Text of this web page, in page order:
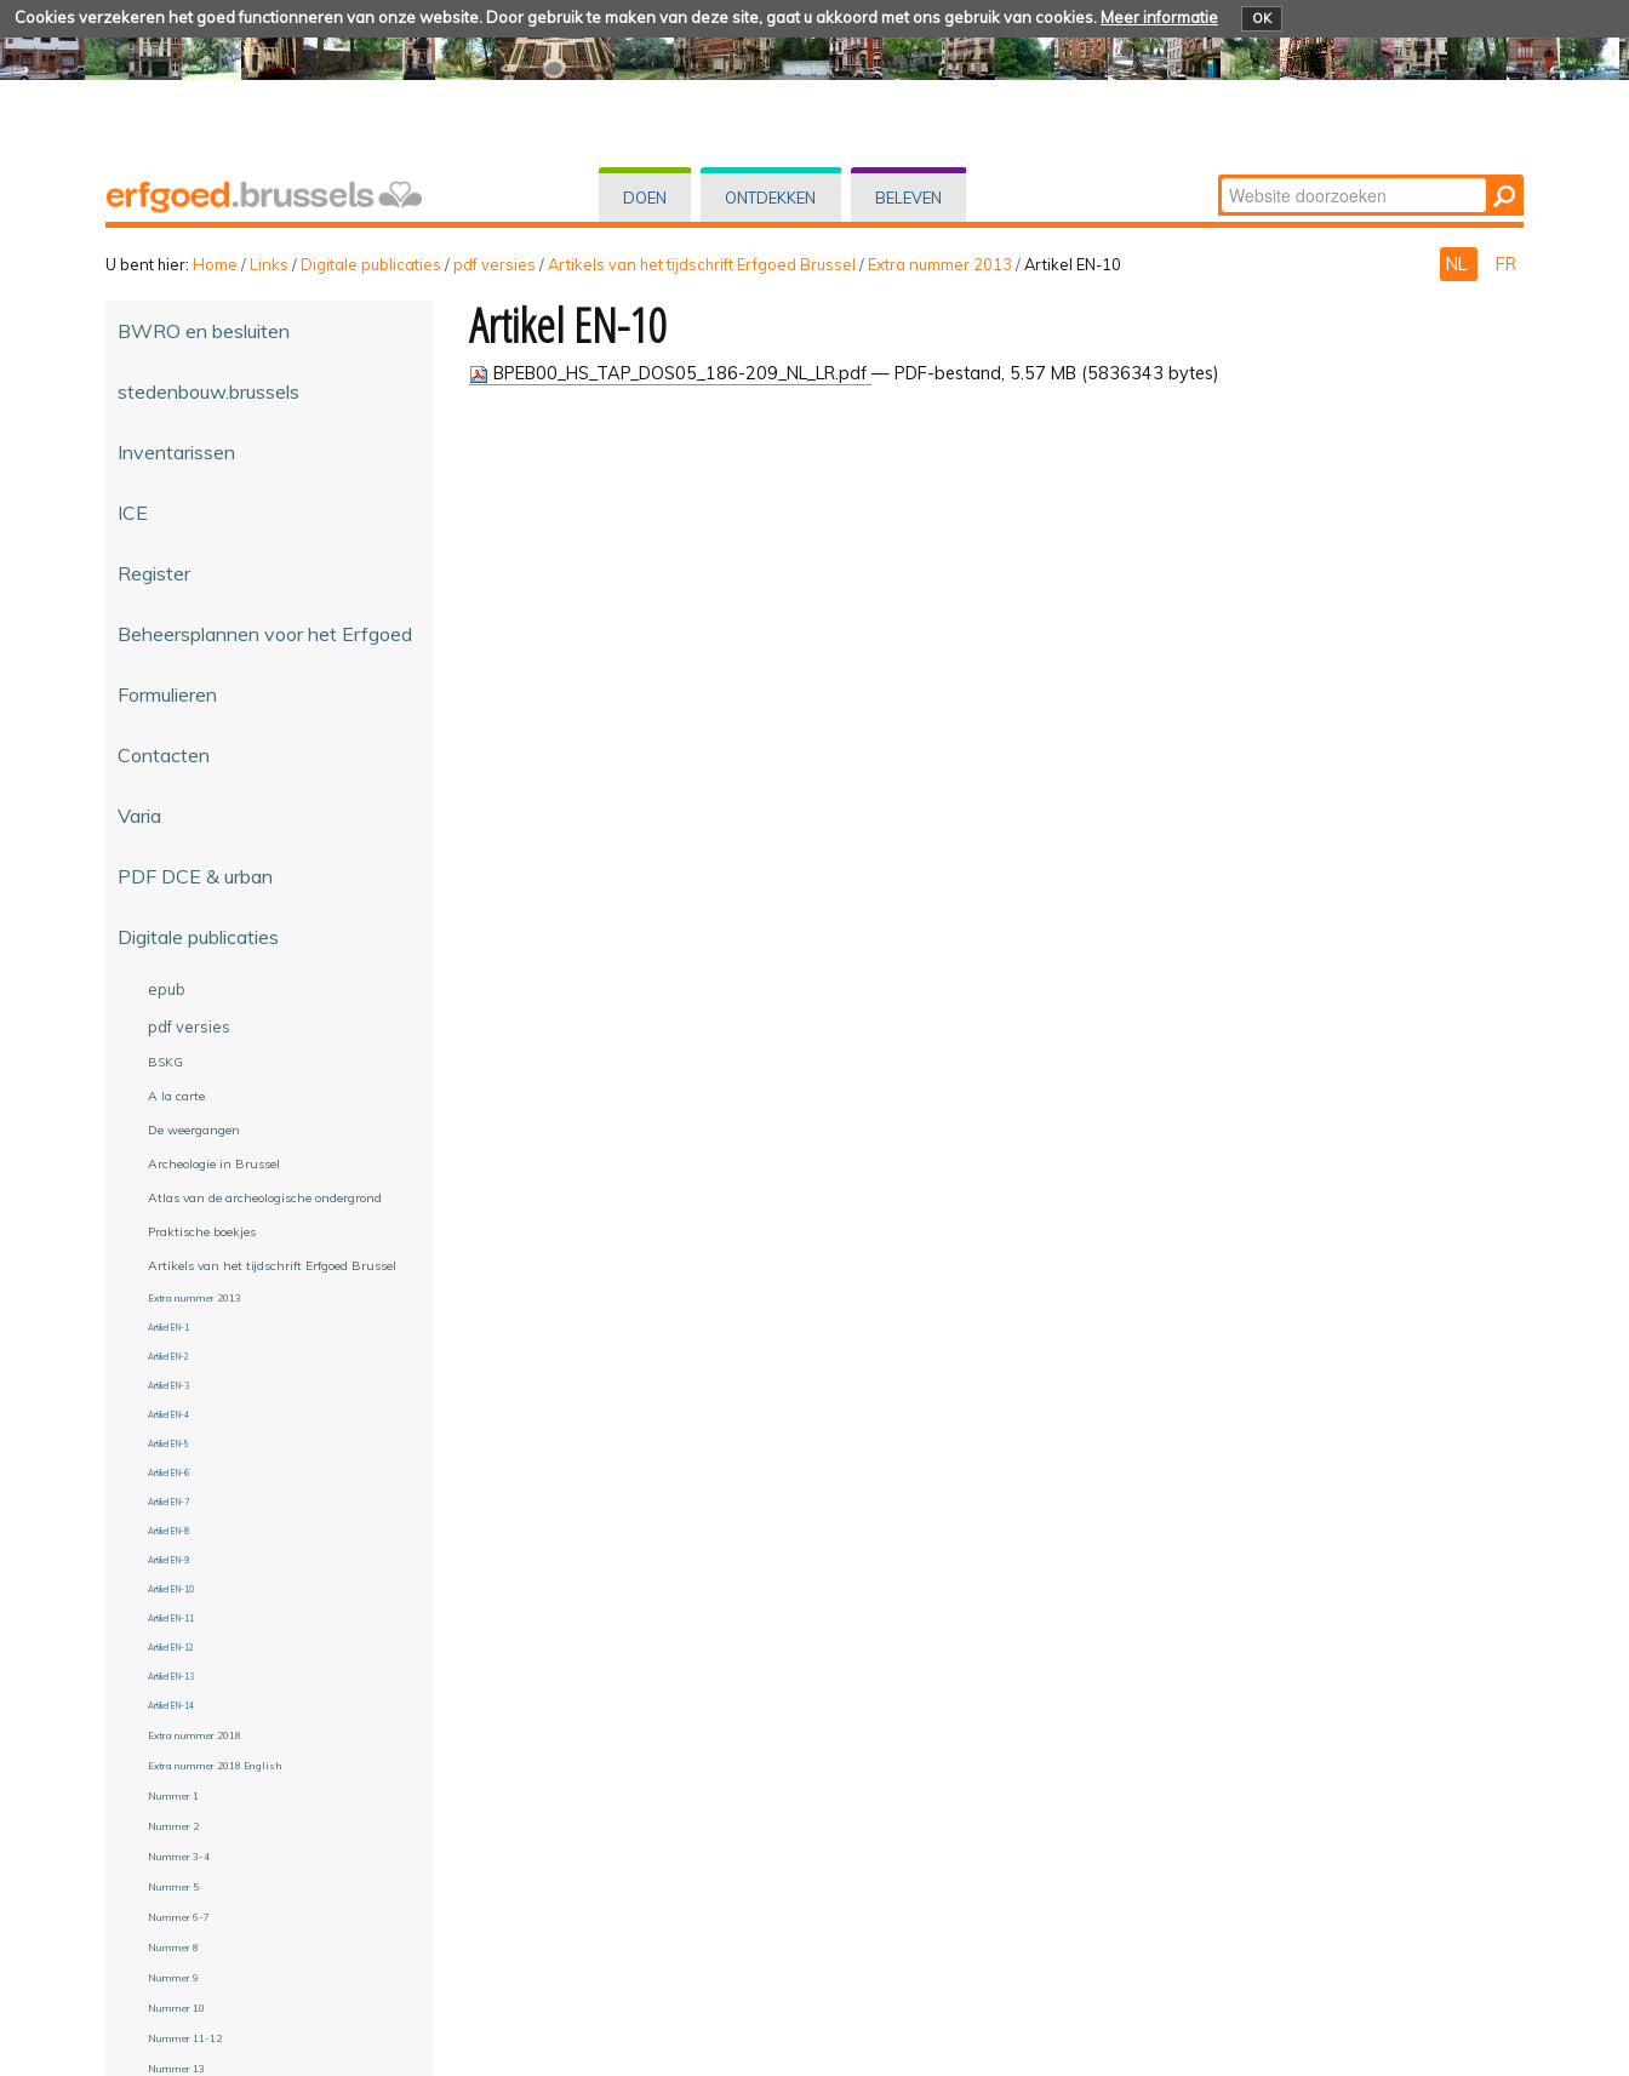
Cookies verzekeren het goed functionneren van onze website. Door gebruik te maken van deze site, gaat u akkoord met ons gebruik van cookies. Meer informatie OK
DOEN ONTDEKKEN BELEVEN Zoek
Geavanceerd
U bent hier: Home /Links /Digitale publicaties /pdf versies /Artikels van het tijdschrift Erfgoed Brussel /Extra nummer 2013 /Artikel EN-10 NL FR
BWRO en besluiten
stedenbouw.brussels
Inventarissen
ICE
Register
Beheersplannen voor het Erfgoed
Formulieren
Contacten
Varia
PDF DCE & urban
Digitale publicaties
epub
pdf versies
BSKG
A la carte
De weergangen
Archeologie in Brussel
Atlas van de archeologische ondergrond
Praktische boekjes
Artikels van het tijdschrift Erfgoed Brussel
Extra nummer 2013
Artikel EN-1
Artikel EN-2
Artikel EN-3
Artikel EN-4
Artikel EN-5
Artikel EN-6
Artikel EN-7
Artikel EN-8
Artikel EN-9
Artikel EN-10
Artikel EN-11
Artikel EN-12
Artikel EN-13
Artikel EN-14
Extra nummer 2018
Extra nummer 2018 English
Nummer 1
Nummer 2
Nummer 3-4
Nummer 5
Nummer 6-7
Nummer 8
Nummer 9
Nummer 10
Nummer 11-12
Nummer 13
Artikel EN-10
BPEB00_HS_TAP_DOS05_186-209_NL_LR.pdf — PDF-bestand, 5.57 MB (5836343 bytes)